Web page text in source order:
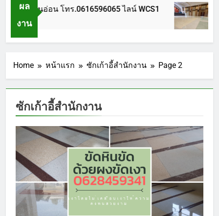
ผล
งาน
ดพื้นหินอ่อน โทร.0616596065 ไลน์ WCS1
ปี Ago
บท
1 ปี
Home หน้าแรก ซักเก้าอี้สำนักงาน Page 2
ซักเก้าอี้สำนักงาน